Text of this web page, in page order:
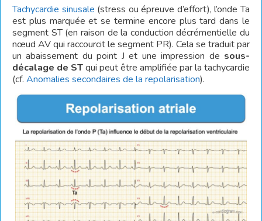
Tachycardie sinusale (stress ou épreuve d’effort), l’onde Ta
est plus marquée et se termine encore plus tard dans le
segment ST (en raison de la conduction décrémentielle du
nœud AV qui raccourcit le segment PR). Cela se traduit par
un abaissement du point J et une impression de sous-
décalage de STqui peut être amplifiée par la tachycardie
(cf. Anomalies secondaires de la repolarisation).